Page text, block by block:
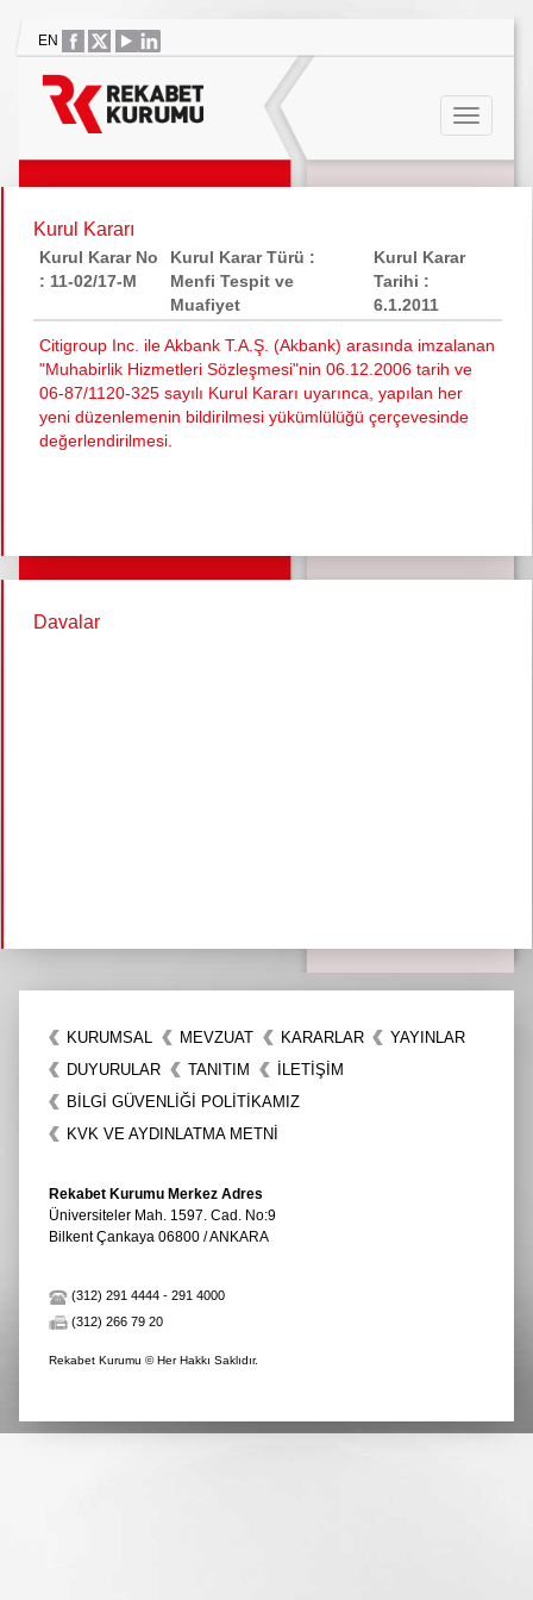
EN
Kurul Kararı
Kurul Karar No
: 11-02/17-M
Kurul Karar Türü :
Menfi Tespit ve
Muafiyet
Kurul Karar
Tarihi :
6.1.2011
Citigroup Inc. ile Akbank T.A.Ş. (Akbank) arasında imzalanan
"Muhabirlik Hizmetleri Sözleşmesi"nin 06.12.2006 tarih ve
06-87/1120-325 sayılı Kurul Kararı uyarınca, yapılan her
yeni düzenlemenin bildirilmesi yükümlülüğü çerçevesinde
değerlendirilmesi.
Davalar
KURUMSAL MEVZUAT KARARLAR
YAYINLAR
DUYURULAR
TANITIM
İLETIŞIM
BİLGİ GÜVENLİĞİ POLİTİKAMIZ
KVK VE AYDINLATMA METNİ
Rekabet Kurumu Merkez Adres
Üniversiteler Mah. 1597. Cad. No:9
Bilkent Çankaya 06800 / ANKARA
(312) 291 4444 - 291 4000
(312) 266 79 20
Rekabet Kurumu © Her Hakkı Saklıdır.